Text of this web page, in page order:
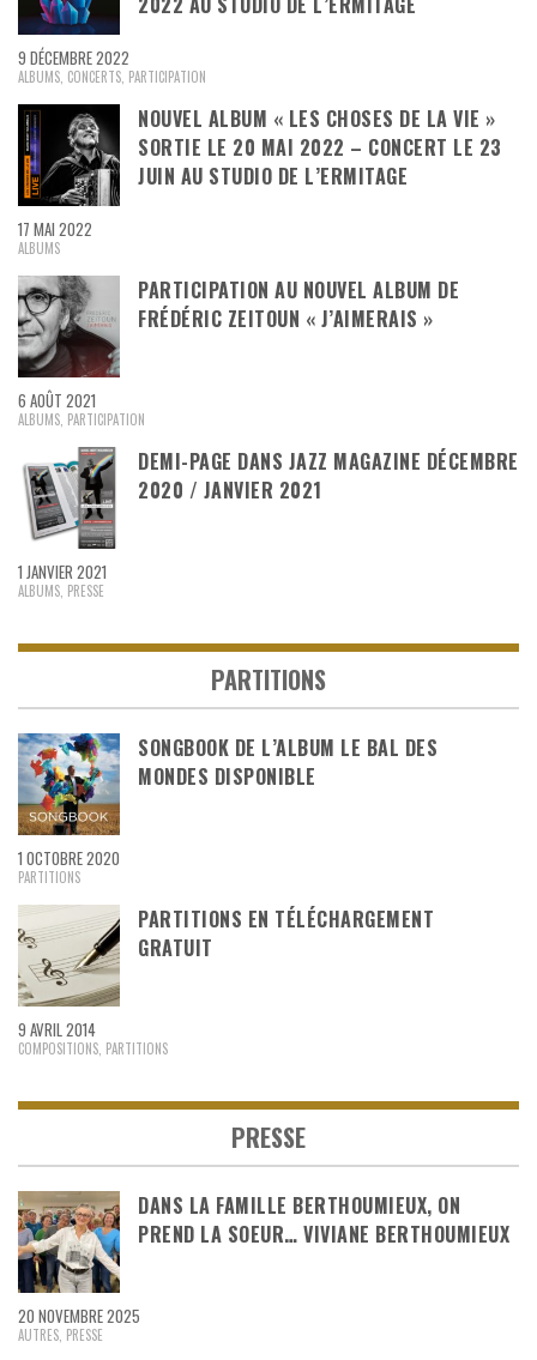
9 DÉCEMBRE 2022
ALBUMS CONCERTS PARTICIPATION
NOUVEL ALBUM « LES CHOSES DE LA VIE »
SORTIE LE 20 MAI 2022 – CONCERT LE 23
JUIN AU STUDIO DE L’ERMITAGE
17 MAI 2022
ALBUMS
PARTICIPATION AU NOUVEL ALBUM DE
FRÉDÉRIC ZEITOUN « J’AIMERAIS »
6 AOÛT 2021
ALBUMS PARTICIPATION
DEMI-PAGE DANS JAZZ MAGAZINE DÉCEMBRE
2020 / JANVIER 2021
1 JANVIER 2021
ALBUMS PRESSE
PARTITIONS
SONGBOOK DE L’ALBUM LE BAL DES
MONDES DISPONIBLE
1 OCTOBRE 2020
PARTITIONS
PARTITIONS EN TÉLÉCHARGEMENT
GRATUIT
9 AVRIL 2014
COMPOSITIONS PARTITIONS
PRESSE
DANS LA FAMILLE BERTHOUMIEUX, ON
PREND LA SOEUR… VIVIANE BERTHOUMIEUX
20 NOVEMBRE 2025
AUTRES PRESSE